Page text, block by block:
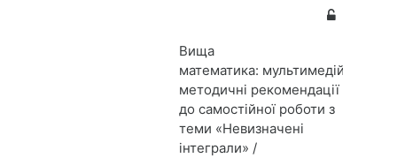
Вища
математика: мультимедійні
методичні рекомендації
до самостійної роботиз
теми «Невизначені
інтеграли» /